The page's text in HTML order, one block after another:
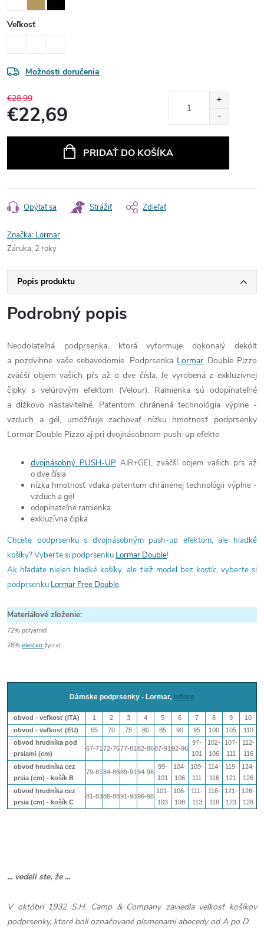
Veľkosť
Možnosti doručenia
€28,99
€22,69
PRIDAŤ DO KOŠÍKA
Opýtať sa Strážiť Zdieľať
Značka: Lormar
Záruka: 2 roky
Popis produktu
Podrobný popis
Neodolateľná podprsenka, ktorá vyformuje dokonalý dekólt
a pozdvihne vaše sebavedomie. Podprsenka Lormar Double Pizzo
zväčší objem vašich pŕs až o dve čísla. Je vyrobená z exkluzívnej
čipky s velúrovým efektom (Velour). Ramienka sú odopínateľné
a dĺžkovo nastaviteľné. Patentom chránená technológia výplne -
vzduch a gél, umožňuje zachovať nízku hmotnosť podprsenky
Lormar Double Pizzo aj pri dvojnásobnom push-up efekte.
dvojnásobný PUSH-UP AIR+GEL zväčší objem vašich pŕs až
o dve čísla
nízka hmotnosť vďaka patentom chránenej technológii výplne -
vzduch a gél
odopínateľné ramienka
exkluzívna čipka
Chcete podprsenku s dvojnásobným push-up efektom, ale hladké
košíky? Vyberte si podprsenku Lormar Double!
Ak hľadáte nielen hladké košíky, ale tiež model bez kostíc, vyberte si
podprsenku Lormar Free Double.
Materiálové zloženie:
72% polyamid
28% elastan (lycra)
Dámske podprsenky - Lormar, Infiore
obvod - veľkosť (ITA) 1 2 3 4 5 6 7 8 9
10
obvod - veľkosť (EU)
65 70 75 80 85 90 95 100 105
110
obvod hrudníka pod
prsiami (cm)
67-71 72-7677-81 82-8687-91 92-96
97-
101
102-
106
107-
111
112-
116
obvod hrudníka cez
prsia (cm) - košík B
79-81 84-8689-91 94-96
99-
101
104-
106
109-
111
114-
116
119-
121
124-
126
obvod hrudníka cez
prsia (cm) - košík C
81-8386-8891-9396-98
101-
103
106-
108
111-
113
116-
118
121-
123
126-
128
... vedeli ste, že ...
V októbri 1932 S.H. Camp & Company zaviedla veľkosť košíkov
podprsenky, ktoré boli označované písmenami abecedy od A po D.